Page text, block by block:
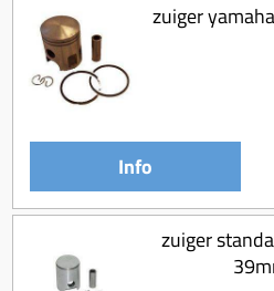
zuiger
Info
zuiger